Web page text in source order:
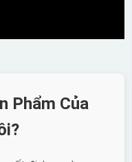
Phẩm Của